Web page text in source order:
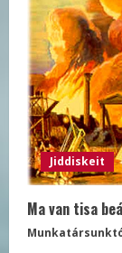
Jiddiskeit
Ma van tisa